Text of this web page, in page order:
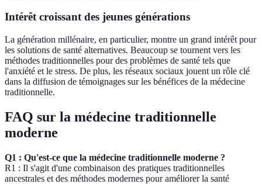
Intérêt croissant des jeunes générations
La génération millénaire, en particulier, montre un grand intérêt pour
les solutions de santé alternatives. Beaucoup se tournent vers les
méthodes traditionnelles pour des problèmes de santé tels que
l'anxiété et le stress. De plus, les réseaux sociaux jouent un rôle clé
dans la diffusion de témoignages sur les bénéfices de la médecine
traditionnelle.
FAQ sur la médecine traditionnelle
moderne
Q1 : Qu'est-ce que la médecine traditionnelle moderne ?
R1 : Il s'agit d'une combinaison des pratiques traditionnelles
ancestrales et des méthodes modernes pour améliorer la santé